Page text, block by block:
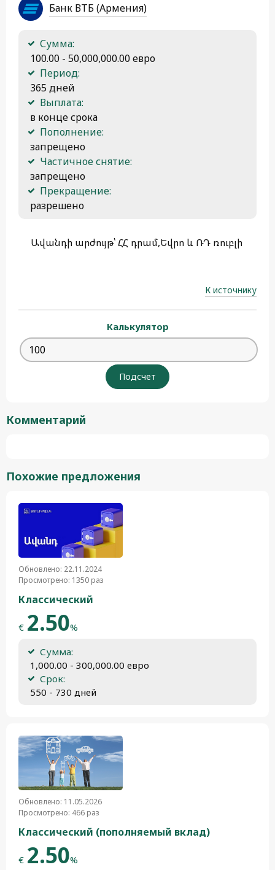
Банк ВТБ (Армения)
Сумма:
100.00 - 50,000,000.00 евро
Период:
365 дней
Выплата:
в конце срока
Пополнение:
запрещено
Частичное снятие:
запрещено
Прекращение:
разрешено
Ավանդի արժույթ՝ ՀՀ դրամ,Եվրո և ՌԴ ռուբլի
К источнику
Калькулятор
Комментарий
Похожие предложения
Обновлено: 22.11.2024
Просмотрено: 1350 раз
Классический
€ 2.50%
Сумма:
1,000.00 - 300,000.00 евро
Срок:
550 - 730 дней
Обновлено: 11.05.2026
Просмотрено: 466 раз
Классический (пополняемый вклад)
€ 2.50%